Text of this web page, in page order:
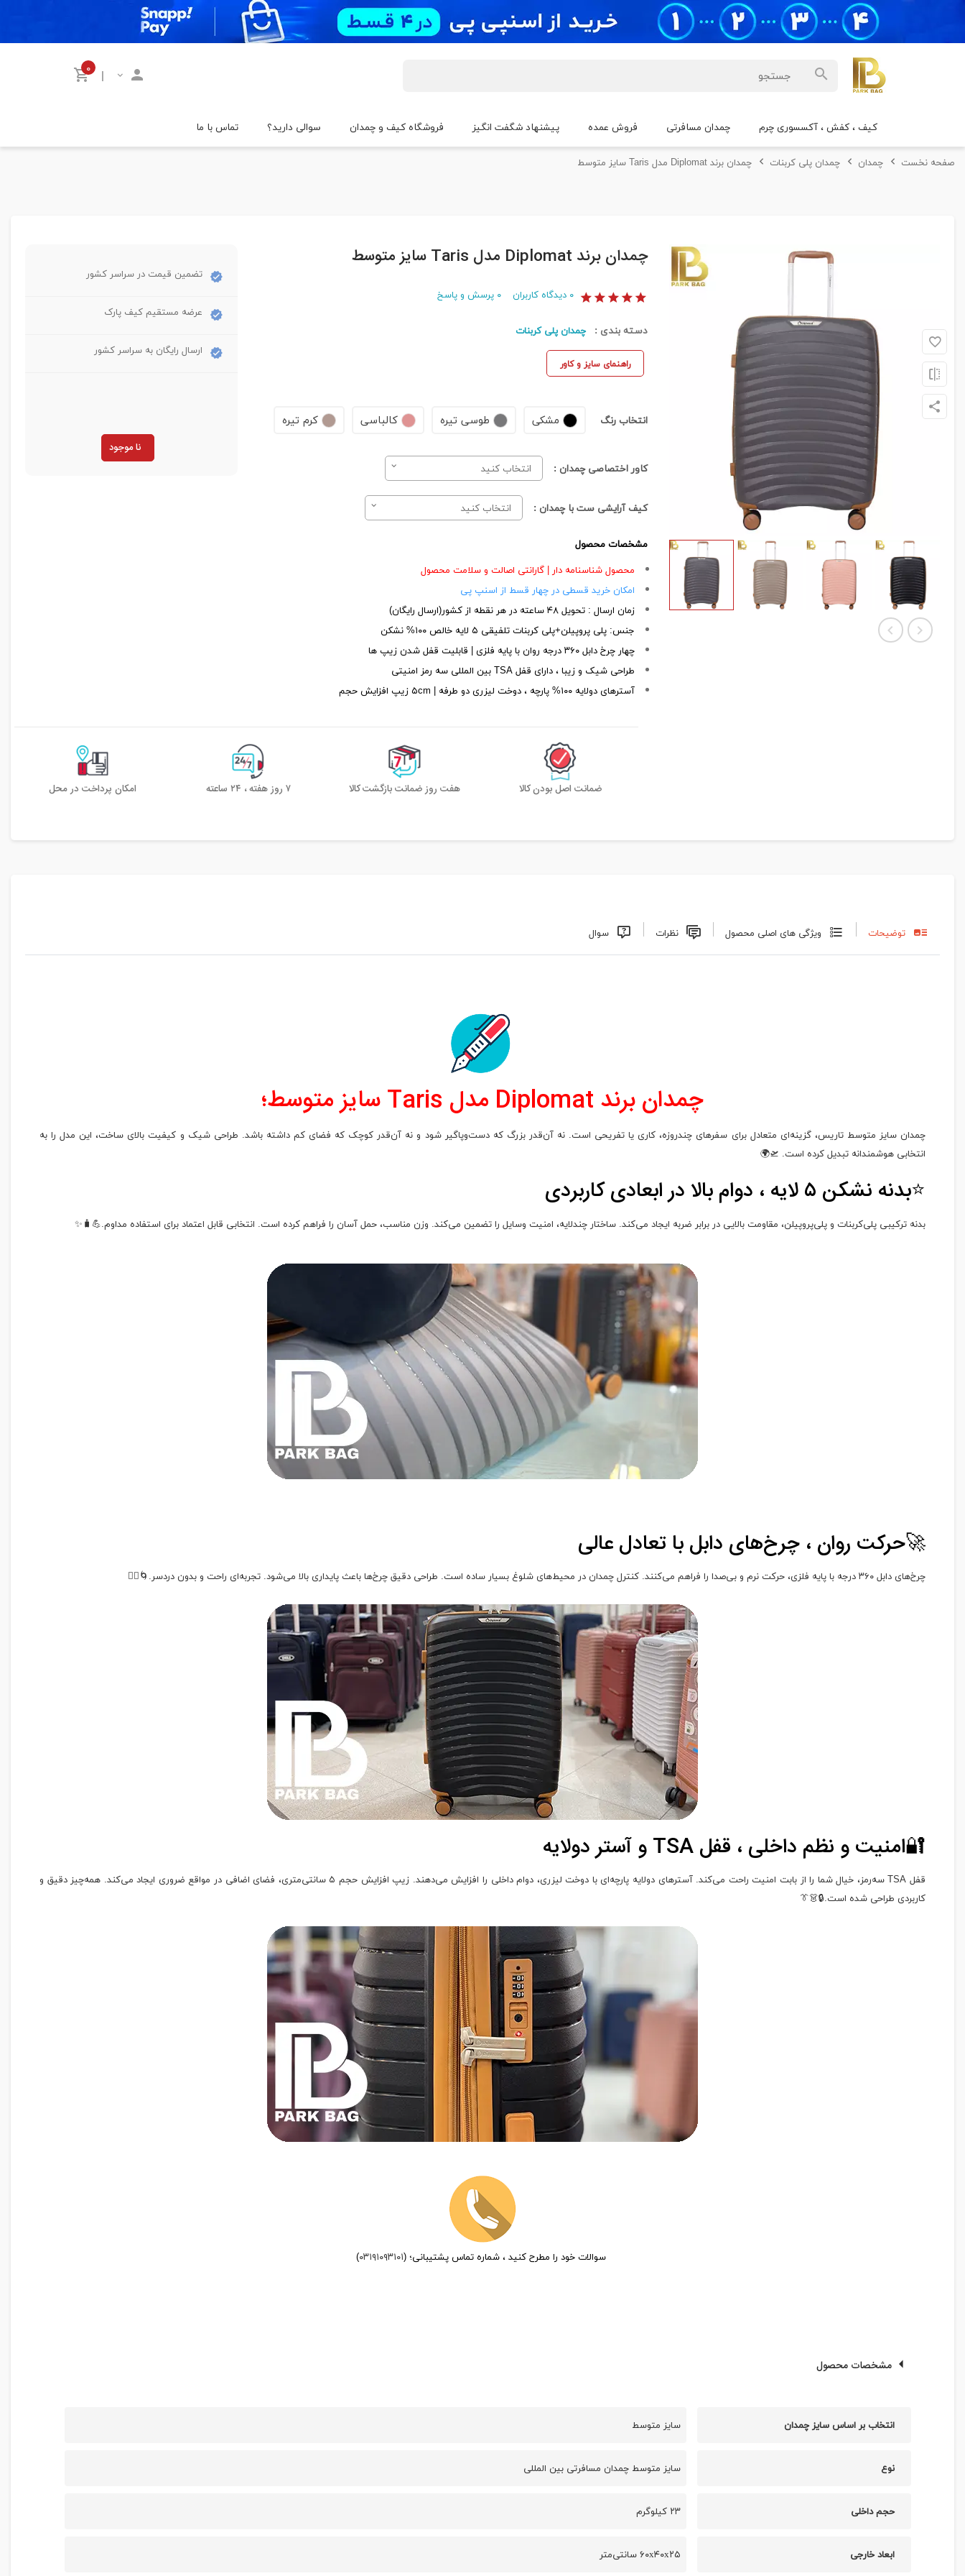
| ۰
کیف ، کفش ، آکسسوری چرم چمدان مسافرتی فروش عمده پیشنهاد شگفت انگیز فروشگاه کیف و چمدان سوالی دارید؟ تماس با ما
صفحه نخست چمدان چمدان پلی کربنات چمدان برند Diplomat مدل Taris سایز متوسط
چمدان برند Diplomat مدل Taris سایز متوسط
۰ دیدگاه کاربران ۰ پرسش و پاسخ
دسته بندی : چمدان پلی کربنات
راهنمای سایز و کاور
انتخاب رنگ مشکی طوسی تیره کالباسی کرم تیره
کاور اختصاصی چمدان : انتخاب کنید
کیف آرایشی ست با چمدان : انتخاب کنید
مشخصات محصول
محصول شناسنامه دار | گارانتی اصالت و سلامت محصول
امکان خرید قسطی در چهار قسط از اسنپ پی
زمان ارسال : تحویل ۴۸ ساعته در هر نقطه از کشور(ارسال رایگان)
جنس: پلی پروپیلن+پلی کربنات تلفیقی ۵ لایه خالص ۱۰۰% نشکن
چهار چرخ دابل ۳۶۰ درجه روان با پایه فلزی | قابلیت قفل شدن زیپ ها
طراحی شیک و زیبا ، دارای قفل TSA بین المللی سه رمز امنیتی
آسترهای دولایه ۱۰۰% پارچه ، دوخت لیزری دو طرفه | ۵cm زیپ افزایش حجم
تضمین قیمت در سراسر کشور
عرضه مستقیم کیف پارک
ارسال رایگان به سراسر کشور
نا موجود
ضمانت اصل بودن کالا هفت روز ضمانت بازگشت کالا ۷ روز هفته ، ۲۴ ساعته امکان پرداخت در محل
توضیحات ویژگی های اصلی محصول نظرات سوال
چمدان برند Diplomat مدل Taris سایز متوسط؛
چمدان سایز متوسط تاریس، گزینه‌ای متعادل برای سفرهای چندروزه، کاری یا تفریحی است. نه آن‌قدر بزرگ که دست‌وپاگیر شود و نه آن‌قدر کوچک که فضای کم داشته باشد. طراحی شیک و کیفیت بالای ساخت، این مدل را به
انتخابی هوشمندانه تبدیل کرده است. 🛫🌍
⭐بدنه نشکن ۵ لایه ، دوام بالا در ابعادی کاربردی
بدنه ترکیبی پلی‌کربنات و پلی‌پروپیلن، مقاومت بالایی در برابر ضربه ایجاد می‌کند. ساختار چندلایه، امنیت وسایل را تضمین می‌کند. وزن مناسب، حمل آسان را فراهم کرده است. انتخابی قابل اعتماد برای استفاده مداوم.💪🧳✨
🚀حرکت روان ، چرخ‌های دابل با تعادل عالی
چرخ‌های دابل ۳۶۰ درجه با پایه فلزی، حرکت نرم و بی‌صدا را فراهم می‌کنند. کنترل چمدان در محیط‌های شلوغ بسیار ساده است. طراحی دقیق چرخ‌ها باعث پایداری بالا می‌شود. تجربه‌ای راحت و بدون دردسر.🌀🚶‍♂️
🔐امنیت و نظم داخلی ، قفل TSA و آستر دولایه
قفل TSA سه‌رمز، خیال شما را از بابت امنیت راحت می‌کند. آسترهای دولایه پارچه‌ای با دوخت لیزری، دوام داخلی را افزایش می‌دهند. زیپ افزایش حجم ۵ سانتی‌متری، فضای اضافی در مواقع ضروری ایجاد می‌کند. همه‌چیز دقیق و
کاربردی طراحی شده است.🔒👗👔
سوالات خود را مطرح کنید ، شماره تماس پشتیبانی؛ (۰۳۱۹۱۰۹۳۱۰۱)
مشخصات محصول
انتخاب بر اساس سایز چمدان سایز متوسط
نوع سایز متوسط چمدان مسافرتی بین المللی
حجم داخلی ۲۳ کیلوگرم
ابعاد خارجی ۶۰x۴۰x۲۵ سانتی‌متر